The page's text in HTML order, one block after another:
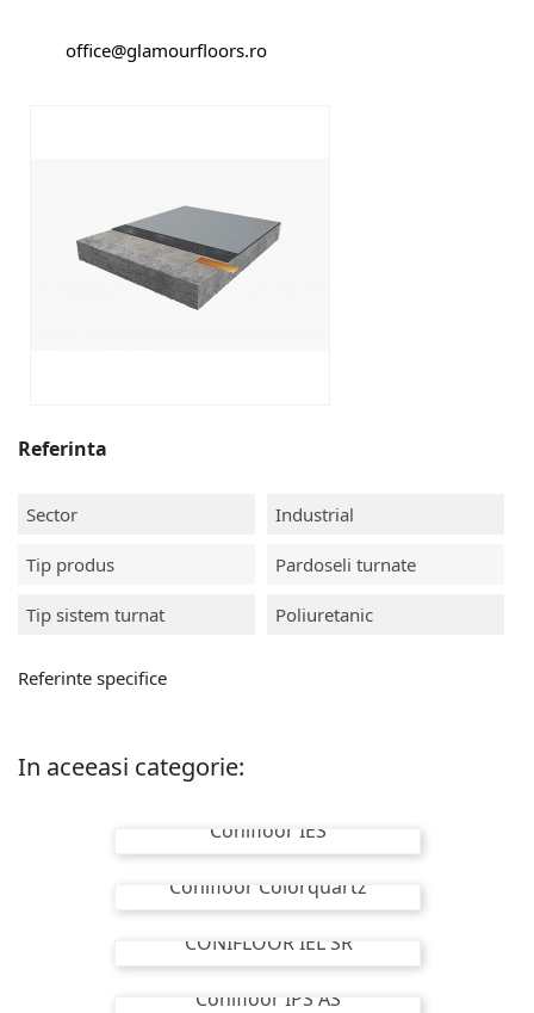
office@glamourfloors.ro
Referinta
Sector Industrial
Tip produs Pardoseli turnate
Tip sistem turnat Poliuretanic
Referinte specifice
In aceeasi categorie:
Conifloor IES
Conifloor Colorquartz
CONIFLOOR IEL SR
Conifloor IPS AS